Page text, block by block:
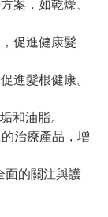
案，如乾燥、
促進健康髮
進髮根健康。
和油脂。
治療產品，增
面的關注與護